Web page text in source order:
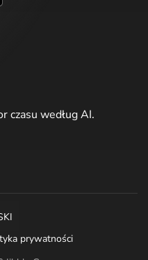
czasu według AI.
prywatności